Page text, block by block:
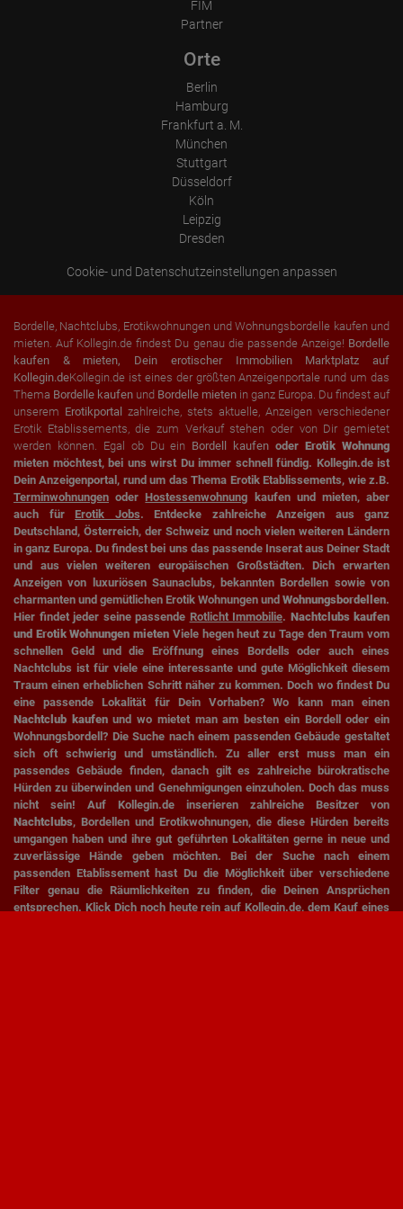
Wirtschaftsraum gekürzt, dies bedeutet, dass alle Daten anonym
erhoben werden. Nur in Ausnahmefällen wird die volle IP-Adresse
gekürzt. Die von dem Browser des Nutzers übermittelte IP-
Adresse wird nicht mit anderen Daten von Google
Erhobene Informationen zum Besucherverhalten sind folgende:
Herkunft (Land und Stadt)
Gerät (PC, Tablet-PC oder Smartphone)
Browser und alle verwendeten Add-ons
Besucherquelle (Facebook, Suchmaschine oder verweisende
Welche Dateien wurden heruntergeladen?
Wurden Werbebanner angeklickt?
Wohin ging der Besucher? Klickte er auf weitere Seiten des
Portals oder hat er sie komplett verlassen?
Ort der Verarbeitung:
Europäische Union & USA
FIM
Partner
Orte
Berlin
Hamburg
Frankfurt a. M.
München
Stuttgart
Düsseldorf
Köln
Leipzig
Dresden
Cookie- und Datenschutzeinstellungen anpassen
Bordelle, Nachtclubs, Erotikwohnungen und Wohnungsbordelle kaufen und
mieten. Auf Kollegin.de findest Du genau die passende Anzeige! Bordelle
kaufen & mieten, Dein erotischer Immobilien Marktplatz auf
Kollegin.deKollegin.de ist eines der größten Anzeigenportale rund um das
Thema Bordelle kaufen und Bordelle mieten in ganz Europa. Du findest auf
unserem Erotikportal zahlreiche, stets aktuelle, Anzeigen verschiedener
Erotik Etablissements, die zum Verkauf stehen oder von Dir gemietet
werden können. Egal ob Du ein Bordell kaufen oderErotik Wohnung
mieten möchtest, bei uns wirst Du immer schnell fündig. Kollegin.de ist
Dein Anzeigenportal, rund um das Thema Erotik Etablissements, wie z.B.
Terminwohnungen oder Hostessenwohnung kaufen und mieten, aber
auch für Erotik Jobs. Entdecke zahlreiche Anzeigen aus ganz
Deutschland, Österreich, der Schweiz und noch vielen weiteren Ländern
in ganz Europa. Du findest bei uns das passende Inserat aus Deiner Stadt
und aus vielen weiteren europäischen Großstädten. Dich erwarten
Anzeigen von luxuriösen Saunaclubs, bekannten Bordellen sowie von
charmanten und gemütlichen Erotik Wohnungen und Wohnungsbordellen.
Hier findet jeder seine passende Rotlicht Immobilie. Nachtclubs kaufen
und Erotik Wohnungen mieten Viele hegen heut zu Tage den Traum vom
schnellen Geld und die Eröffnung eines Bordells oder auch eines
Nachtclubs ist für viele eine interessante und gute Möglichkeit diesem
Traum einen erheblichen Schritt näher zu kommen. Doch wo findest Du
eine passende Lokalität für Dein Vorhaben? Wo kann man einen
Nachtclub kaufenund wo mietet man am besten ein Bordell oder ein
Wohnungsbordell? Die Suche nach einem passenden Gebäude gestaltet
sich oft schwierig und umständlich. Zu aller erst muss man ein
passendes Gebäude finden, danach gilt es zahlreiche bürokratische
Hürden zu überwinden und Genehmigungen einzuholen. Doch das muss
nicht sein! Auf Kollegin.de inserieren zahlreiche Besitzer von
Nachtclubs, Bordellen und Erotikwohnungen, die diese Hürden bereits
umgangen haben und ihre gut geführten Lokalitäten gerne in neue und
zuverlässige Hände geben möchten. Bei der Suche nach einem
passenden Etablissement hast Du die Möglichkeit über verschiedene
Filter genau die Räumlichkeiten zu finden, die Deinen Ansprüchen
entsprechen. Klick Dich noch heute rein auf Kollegin.de, dem Kauf eines